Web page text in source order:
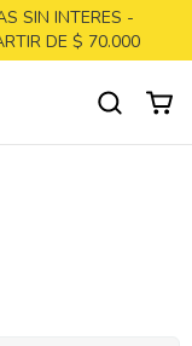
SIN INTERES -
DE $ 70.000